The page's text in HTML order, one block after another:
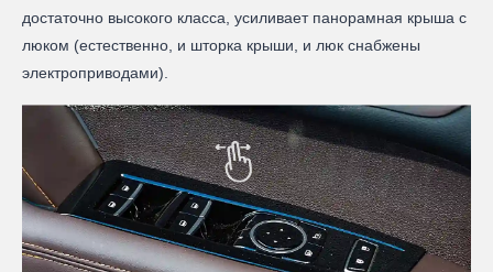
достаточно высокого класса, усиливает панорамная крыша с
люком (естественно, и шторка крыши, и люк снабжены
электроприводами).